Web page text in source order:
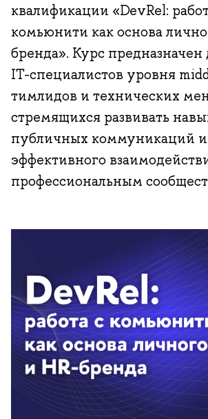
квалификации «DevRel:
комьюнити как основа
бренда». Курс
IT-специалистов уровня
тимлидов и технических
стремящихся развивать
публичных коммуникаций и
эффективного
профессиональным